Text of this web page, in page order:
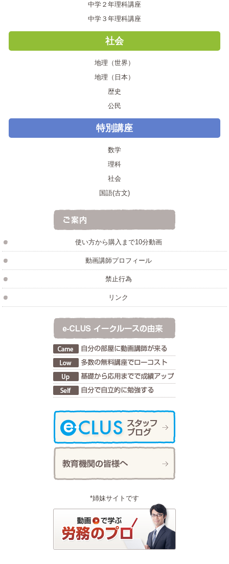
中学２年理科講座
中学３年理科講座
社会
地理（世界）
地理（日本）
歴史
公民
特別講座
数学
理科
社会
国語(古文)
使い方から購入まで10分動画
動画講師プロフィール
禁止行為
リンク
*姉妹サイトです